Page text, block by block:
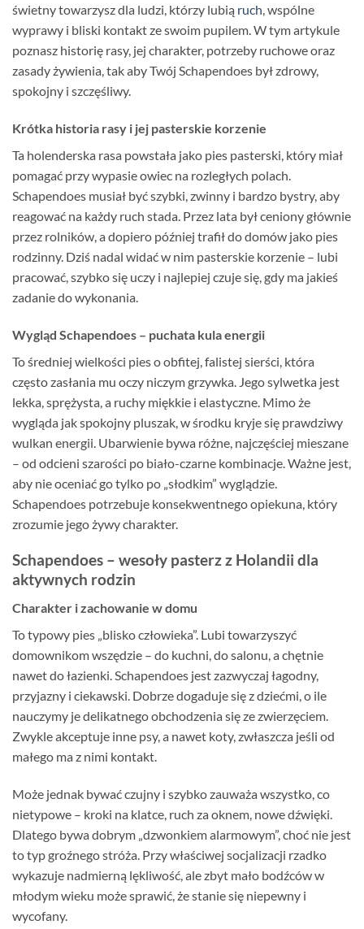
świetny towarzysz dla ludzi, którzy lubią ruch, wspólne
wyprawy i bliski kontakt ze swoim pupilem. W tym artykule
poznasz historię rasy, jej charakter, potrzeby ruchowe oraz
zasady żywienia, tak aby Twój Schapendoes był zdrowy,
spokojny i szczęśliwy.
Krótka historia rasy i jej pasterskie korzenie
Ta holenderska rasa powstała jako pies pasterski, który miał
pomagać przy wypasie owiec na rozległych polach.
Schapendoes musiał być szybki, zwinny i bardzo bystry, aby
reagować na każdy ruch stada. Przez lata był ceniony głównie
przez rolników, a dopiero później trafił do domów jako pies
rodzinny. Dziś nadal widać w nim pasterskie korzenie – lubi
pracować, szybko się uczy i najlepiej czuje się, gdy ma jakieś
zadanie do wykonania.
Wygląd Schapendoes – puchata kula energii
To średniej wielkości pies o obfitej, falistej sierści, która
często zasłania mu oczy niczym grzywka. Jego sylwetka jest
lekka, sprężysta, a ruchy miękkie i elastyczne. Mimo że
wygląda jak spokojny pluszak, w środku kryje się prawdziwy
wulkan energii. Ubarwienie bywa różne, najczęściej mieszane
– od odcieni szarości po biało-czarne kombinacje. Ważne jest,
aby nie oceniać go tylko po „słodkim” wyglądzie.
Schapendoes potrzebuje konsekwentnego opiekuna, który
zrozumie jego żywy charakter.
Schapendoes – wesoły pasterz z Holandii dla
aktywnych rodzin
Charakter i zachowanie w domu
To typowy pies „blisko człowieka”. Lubi towarzyszyć
domownikom wszędzie – do kuchni, do salonu, a chętnie
nawet do łazienki. Schapendoes jest zazwyczaj łagodny,
przyjazny i ciekawski. Dobrze dogaduje się z dziećmi, o ile
nauczymy je delikatnego obchodzenia się ze zwierzęciem.
Zwykle akceptuje inne psy, a nawet koty, zwłaszcza jeśli od
małego ma z nimi kontakt.
Może jednak bywać czujny i szybko zauważa wszystko, co
nietypowe – kroki na klatce, ruch za oknem, nowe dźwięki.
Dlatego bywa dobrym „dzwonkiem alarmowym”, choć nie jest
to typ groźnego stróża. Przy właściwej socjalizacji rzadko
wykazuje nadmierną lękliwość, ale zbyt mało bodźców w
młodym wieku może sprawić, że stanie się niepewny i
wycofany.